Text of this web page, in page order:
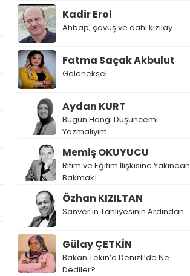
Kadir Erol
Ahbap, çavuş ve dahi kızılay...
Fatma Saçak Akbulut
Geleneksel
Aydan KURT
Bugün Hangi Düşüncemi
Yazmalıyım
Memiş OKUYUCU
Ritim ve Eğitim İlişkisine Yakından
Bakmak!
Özhan KIZILTAN
Sanver'in Tahliyesinin Ardından…
Gülay ÇETKİN
Bakan Tekin’e Denizli’de Ne
Dediler?